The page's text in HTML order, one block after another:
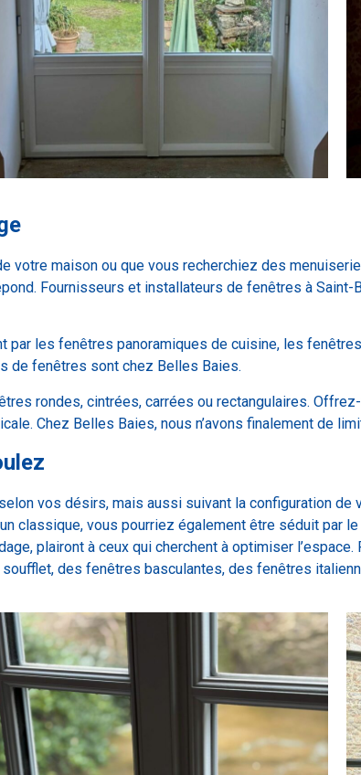
votre maison ou que vous recherchiez des
Fournisseurs et installateurs de fenêtres à
par les fenêtres panoramiques de cuisine, les
de fenêtres sont chez Belles Baies.
rondes, cintrées, carrées ou rectangulaires.
Chez Belles Baies, nous n’avons finalement de
vos désirs, mais aussi suivant la configuration
classique, vous pourriez également être séduit par
plairont à ceux qui cherchent à optimiser
des fenêtres basculantes, des fenêtres